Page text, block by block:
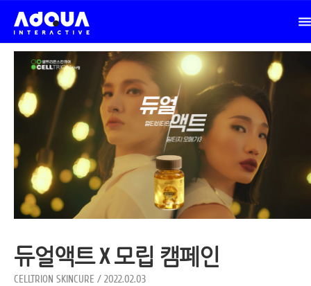
듀얼액트 X 모립 캠페인
CELLTRION SKINCURE / 2022.02.03